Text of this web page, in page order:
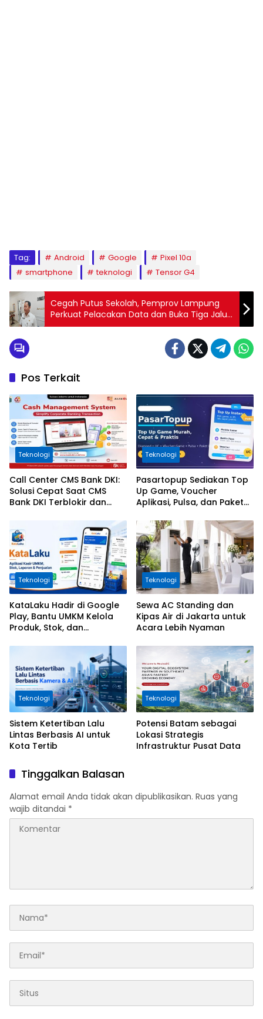
Tag: Android Google
Pixel 10a
smartphone
teknologi Tensor G4
Cegah Putus Sekolah, Pemprov Lampung
Perkuat Pelacakan Data dan Buka Tiga Jalur
Pendidikan
Pos Terkait
Teknologi
Call Center CMS Bank DKI:
Solusi Cepat Saat CMS
Bank DKI Terblokir dan
Teknologi
Pasartopup Sediakan Top
Up Game, Voucher
Aplikasi, Pulsa, dan Paket
Teknologi
KataLaku Hadir di Google
Play, Bantu UMKM Kelola
Produk, Stok, dan
Teknologi
Sewa AC Standing dan
Kipas Air di Jakarta untuk
Acara Lebih Nyaman
Teknologi
Sistem Ketertiban Lalu
Lintas Berbasis AI untuk
Kota Tertib
Teknologi
Potensi Batam sebagai
Lokasi Strategis
Infrastruktur Pusat Data
Tinggalkan Balasan
Alamat email Anda tidak akan dipublikasikan. Ruas yang
wajib ditandai *